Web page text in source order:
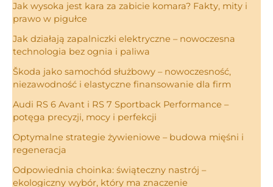
Jak wysoka jest kara za zabicie komara? Fakty, mity i
prawo w pigułce
Jak działają zapalniczki elektryczne – nowoczesna
technologia bez ognia i paliwa
Škoda jako samochód służbowy – nowoczesność,
niezawodność i elastyczne finansowanie dla firm
Audi RS 6 Avant i RS 7 Sportback Performance –
potęga precyzji, mocy i perfekcji
Optymalne strategie żywieniowe – budowa mięśni i
regeneracja
Odpowiednia choinka: świąteczny nastrój –
ekologiczny wybór, który ma znaczenie